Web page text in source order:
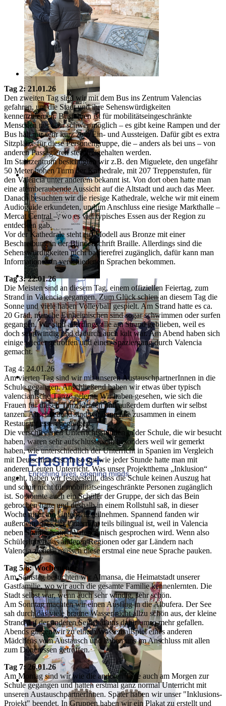
Tag 2: 21.01.26
Den zweiten Tag sind wir mit dem Bus ins Zentrum Valencias
gefahren, um die Stadt und ihre Sehenswürdigkeiten
kennenzulernen. Busfahren ist für mobilitätseingeschränkte
Menschen nur sehr schwer möglich – es gibt keine Rampen und der
Bus hält nur sehr kurz zum Ein- und Aussteigen. Dafür gibt es extra
Sitzplätze für diese Personengruppe, die – anders als bei uns – von
anderen Passagieren stets freigehalten werden.
Im Stadtzentrum besichtigten wir z.B. den Miguelete, den ungefähr
50 Meter hohen Turm der Kathedrale, mit 207 Treppenstufen, für
den Valencia unter anderem bekannt ist. Von dort oben hatte man
eine atemberaubende Aussicht auf die Altstadt und auch das Meer.
Danach besuchten wir die riesige Kathedrale, welche wir mit einem
Audioguide erkundeten, und im Anschluss eine riesige Markthalle –
Mercat Central –, wo es viel typisches Essen aus der Region zu
entdecken gab.
Vor der Kathedrale steht ein Modell aus Bronze mit einer
Beschreibung in der Blindenschrift Braille. Allerdings sind die
Sehenswürdigkeiten nicht barrierefrei zugänglich, dafür kann man
Informationen in verschiedenen Sprachen bekommen.
Tag 3: 22.01.26
Die Meisten sind an diesem Tag, einem offiziellen Feiertag, zum
Strand in Valencia gegangen. Zum Glück schien an diesem Tag die
Sonne und viele haben Volleyball gespielt. Am Strand hatte es ca.
20 Grad, manche Einheimischen sind sogar schwimmen oder surfen
gegangen. Wir sind allerdings alle am Strand geblieben, weil es
doch sehr windig und dadurch auch kalt war. Am Abend haben sich
einige wieder getroffen und einen Spaziergang durch Valencia
gemacht.
Tag 4: 24.01.26
Am vierten Tag sind wir mit unseren AustauschpartnerInnen in die
Schule gegangen. Anschließend haben wir etwas über typisch
valencianische Tänze gelernt. Wir haben gesehen, wie sich die
Frauen für diesen Tanz kleiden und außerdem durften wir selbst
tanzen. Abschließend sind wir dann alle zusammen in einem
Restaurant essen gegangen.
Die verschiedenen Unterrichtsstunden in der Schule, die wir besucht
haben, waren sehr aufschlussreich, besonders weil wir gemerkt
haben, wie unterschiedlich der Unterricht in Spanien im Vergleich
mit Deutschland ist. In so gut wie jeder Stunde hatte man mit
anderen Leuten Unterricht. Was unser Projektthema „Inklusion“
angeht, haben wir festgestellt, dass die Schule keinen Auszug hat
und somit nicht für mobilitätseingeschränkte Personen zugänglich
ist. So konnte auch ein Schüler der Gruppe, der sich das Bein
gebrochen hatte und deshalb in einem Rollstuhl saß, in dieser
Woche nicht am Unterricht teilnehmen. Spannend fanden wir
außerdem, dass der Unterricht teils bilingual ist, weil in Valencia
neben Spanisch auch Valencianisch gesprochen wird. Wenn also
SchülerInnen aus anderen Regionen oder gar Ländern nach
Valencia ziehen, müssen diese erstmal eine neue Sprache pauken.
Tag 5/6: Wochenende
Am Samstag besuchten wir Almansa, die Heimatstadt unserer
Gastfamilie, wo wir auch die gesamte Familie kennenlernten. Die
Stadt selbst war, wenn auch sehr windig, sehr schön.
Am Sonntag machten wir einen Ausflug in die Albufera. Der See
sah durch das viele braune Wasser nicht allzu schön aus, der kleine
Strand auf der anderen Seite hat uns dafür umso mehr gefallen.
Abends gingen wir zu einem Wasserballspiel eines anderen
Mädchens vom Austausch und haben uns im Anschluss mit allen
zum Döneressen getroffen.
Tag 7: 26.01.26
Am Montag sind wir wie die anderen Tage auch am Morgen zur
Schule gegangen und hatten erstmal ganz normal Unterricht mit
unseren AustauschpartnerInnen. Später haben wir unser "Inklusions-
Projekt" beendet. In Gruppen haben wir ein Plakat zu erstellt und